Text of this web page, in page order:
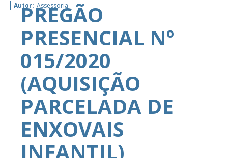
Autor: Assessoria
PREGÃO
PRESENCIAL Nº
015/2020
(AQUISIÇÃO
PARCELADA DE
ENXOVAIS
INFANTIL)